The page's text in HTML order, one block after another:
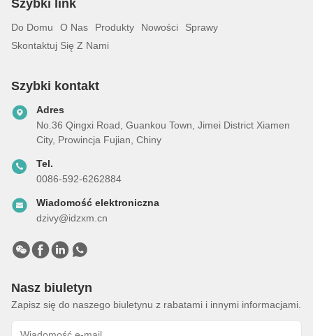
Szybki link
Do Domu O Nas Produkty Nowości
Sprawy
Skontaktuj Się Z Nami
Szybki kontakt
Adres
No.36 Qingxi Road, Guankou Town, Jimei District Xiamen
City, Prowincja Fujian, Chiny
Tel.
0086-592-6262884
Wiadomość elektroniczna
dzivy@idzxm.cn
Nasz biuletyn
Zapisz się do naszego biuletynu z rabatami i innymi informacjami.